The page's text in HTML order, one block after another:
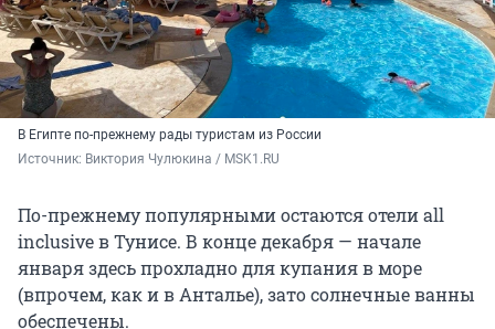
В Египте по-прежнему рады туристам из России
Источник: Виктория Чулюкина / MSK1.RU
По-прежнему популярными остаются отели all
inclusive в Тунисе. В конце декабря — начале
января здесь прохладно для купания в море
(впрочем, как и в Анталье), зато солнечные ванны
обеспечены.